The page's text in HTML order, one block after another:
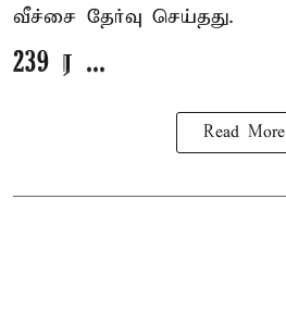
வீச்சை தேர்வு செய்தது.
239 ர ...
Read More